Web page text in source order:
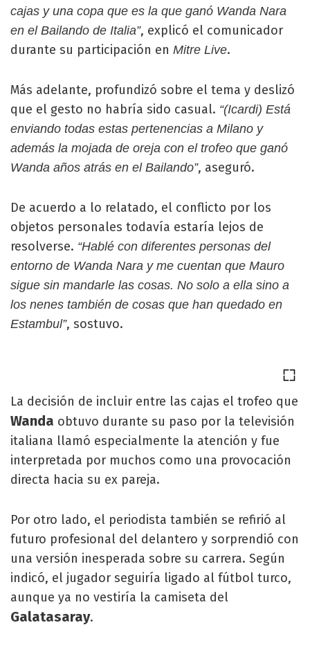
cajas y una copa que es la que ganó Wanda Nara
en el Bailando de Italia”, explicó el comunicador
durante su participación en Mitre Live.
Más adelante, profundizó sobre el tema y deslizó
que el gesto no habría sido casual. “(Icardi) Está
enviando todas estas pertenencias a Milano y
además la mojada de oreja con el trofeo que ganó
Wanda años atrás en el Bailando”, aseguró.
De acuerdo a lo relatado, el conflicto por los
objetos personales todavía estaría lejos de
resolverse. “Hablé con diferentes personas del
entorno de Wanda Nara y me cuentan que Mauro
sigue sin mandarle las cosas. No solo a ella sino a
los nenes también de cosas que han quedado en
Estambul”, sostuvo.
La decisión de incluir entre las cajas el trofeo que
Wanda obtuvo durante su paso por la televisión
italiana llamó especialmente la atención y fue
interpretada por muchos como una provocación
directa hacia su ex pareja.
Por otro lado, el periodista también se refirió al
futuro profesional del delantero y sorprendió con
una versión inesperada sobre su carrera. Según
indicó, el jugador seguiría ligado al fútbol turco,
aunque ya no vestiría la camiseta del
Galatasaray.